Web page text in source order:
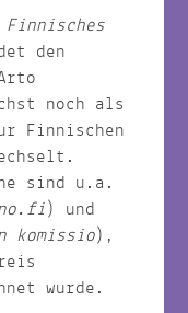
Finnisches
den
noch als
Finnischen
sind u.a.
) und
komissio),
wurde.